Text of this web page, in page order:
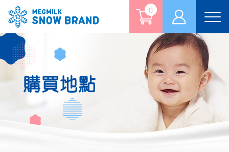
0
購買地點